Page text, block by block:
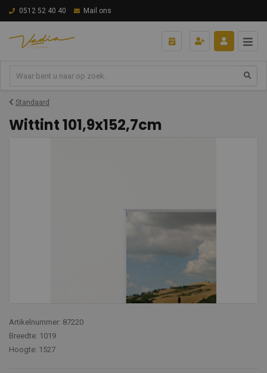
0512 52 40 40 Mail ons
Standaard
Wittint 101,9x152,7cm
Artikelnummer: 87220
Breedte: 1019
Hoogte: 1527